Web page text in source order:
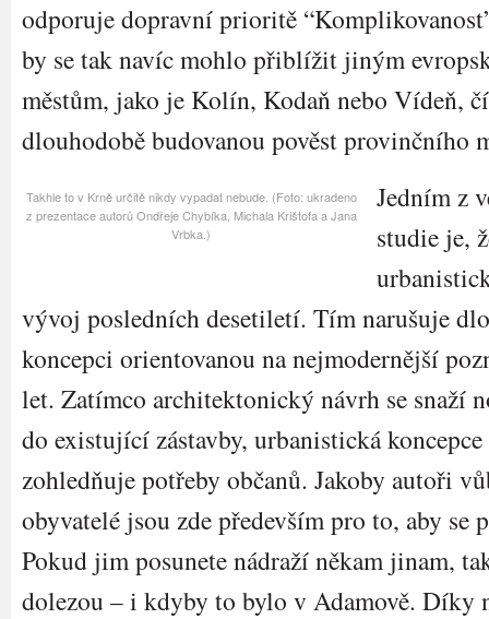
odporuje dopravní prioritě
by se tak navíc mohlo přiblížit jiným
městům, jako je Kolín, Kodaň nebo Vídeň,
dlouhodobě budovanou pověst provinčního
Takhle to v Krně určitě nikdy vypadat nebude. (Foto: ukradeno
z prezentace autorů Ondřeje Chybíka, Michala Krištofa a Jana
Vrbka.)
Jedním z
studie je,
vývoj posledních desetiletí. Tím narušuje
koncepci orientovanou na nejmodernější
let. Zatímco architektonický návrh se snaží
do existující zástavby, urbanistická koncepce
zohledňuje potřeby občanů. Jakoby autoři
obyvatelé jsou zde především pro to, aby se
Pokud jim posunete nádraží někam jinam,
dolezou – i kdyby to bylo v Adamově. Díky